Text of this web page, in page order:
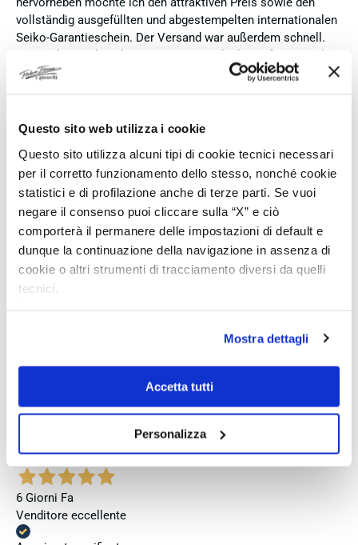
Questo sito web utilizza i cookie
Questo sito utilizza alcuni tipi di cookie tecnici necessari
per il corretto funzionamento dello stesso, nonché cookie
statistici e di profilazione anche di terze parti. Se vuoi
negare il consenso puoi cliccare sulla “X” e ciò
comporterà il permanere delle impostazioni di default e
dunque la continuazione della navigazione in assenza di
cookie o altri strumenti di tracciamento diversi da quelli
tecnici.
Se vuoi saperne di più consulta laprivacy policye la
Mostra dettagli
Accetta tutti
Personalizza
vollständig ausgefüllten und abgestempelten internationalen
Seiko-Garantieschein. Der Versand war außerdem schnell.
Dennoch vergebe ich 4 statt 5 Sterne, da die Lieferung nicht
meinen Erwartungen an einen autorisierten Seiko-Händler
Verpackung, die ich von diesem Modell aus offiziellen
Uhrenkissen), und auch die Seiko-Hangtags mit
Modellinformationen fehlten. Die Uhr selbst ist in neuem
Zustand und weist keine Gebrauchsspuren auf. Dennoch
hätte ich bei einer hochwertigen Uhr dieser Preisklasse
erwartet, dass sie mit der vollständigen Originalpräsentation
geliefert wird. Insgesamt empfehle ich den Händler aufgrund
des guten Preises und der seriösen Abwicklung, hoffe
jedoch, dass bei zukünftigen Bestellungen mehr Wert auf
Perfetto
6 Giorni Fa
Venditore eccellente